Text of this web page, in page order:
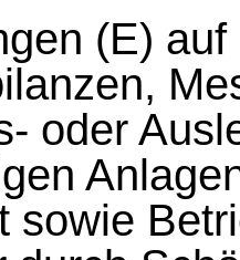
(E)
oder
sowie